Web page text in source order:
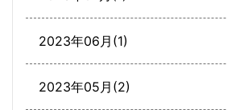
2023年06月(1)
2023年05月(2)